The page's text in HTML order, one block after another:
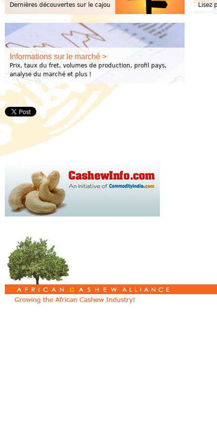
Dernières découvertes sur le cajou Lisez
Informations sur le marché >
Prix, taux du fret, volumes de production, profil pays,
analyse du marché et plus !